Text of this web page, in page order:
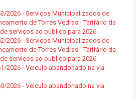
2026 - Serviços Municipalizados de
de Torres Vedras - Tarifário da
serviços ao público para 2026
2026 - Serviços Municipalizados de
de Torres Vedras - Tarifário da
serviços ao público para 2026
2026 - Veiculo abandonado na via
2026 - Veiculo abandonado na via